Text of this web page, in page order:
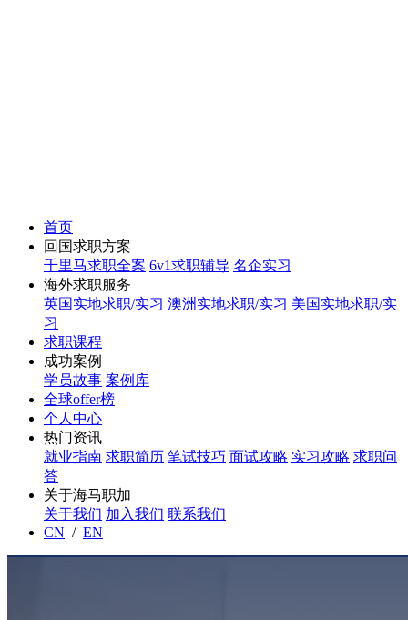
首页
回国求职方案
千里马求职全案 6v1求职辅导 名企实习
海外求职服务
英国实地求职/实习 澳洲实地求职/实习 美国实地求职/实
习
求职课程
成功案例
学员故事 案例库
全球offer榜
个人中心
热门资讯
就业指南 求职简历 笔试技巧 面试攻略 实习攻略 求职问
答
关于海马职加
关于我们 加入我们 联系我们
CN / EN